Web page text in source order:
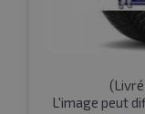
(
L'image peut